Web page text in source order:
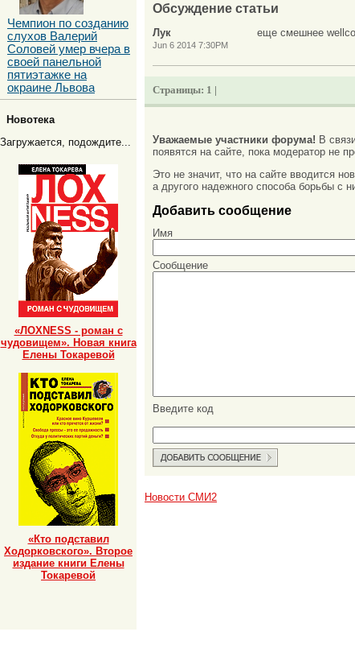
Обсуждение статьи
Лук
Jun 6 2014 7:30PM
еще смешнее
Страницы: 1 |
Уважаемые участники форума! В
появятся на сайте, пока модератор не
Это не значит, что на сайте вводится
а другого надежного способа борьбы с
Добавить сообщение
Имя
Сообщение
Введите код
Новости СМИ2
Чемпион по созданию
слухов Валерий
Соловей умер вчера в
своей панельной
пятиэтажке на
окраине Львова
Новотека
Загружается, подождите...
«ЛОХNESS - роман с
чудовищем». Новая книга
Елены Токаревой
«Кто подставил
Ходорковского». Второе
издание книги Елены
Токаревой